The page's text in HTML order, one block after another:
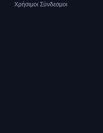
Χρήσιμοι Σύνδεσμοι